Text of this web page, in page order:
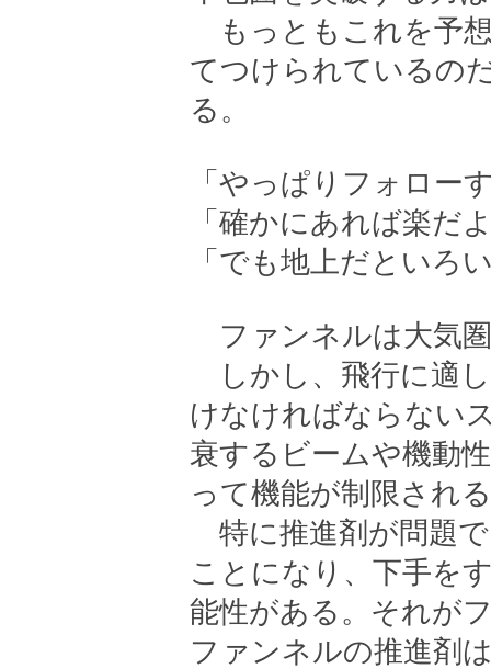
もっともこれを予
てつけられているの
る。
「やっぱりフォロー
「確かにあれば楽だ
「でも地上だといろ
ファンネルは大気
しかし、飛行に適
けなければならない
衰するビームや機動
って機能が制限され
特に推進剤が問題
ことになり、下手を
能性がある。それが
ファンネルの推進剤